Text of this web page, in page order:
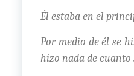
Él estaba en el
Por medio de él se
hizo nada de cuanto